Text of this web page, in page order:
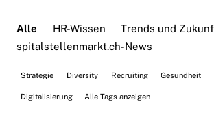
Alle HR-Wissen
Trends und
spitalstellenmarkt.ch-News
Strategie Diversity Recruiting Gesundheit
Digitalisierung Alle Tags anzeigen